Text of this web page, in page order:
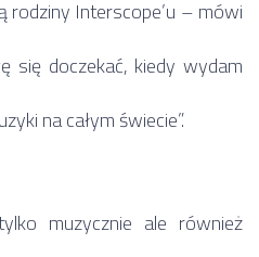
rodziny Interscope’u – mówi
doczekać, kiedy wydam
na całym świecie”.
muzycznie ale również